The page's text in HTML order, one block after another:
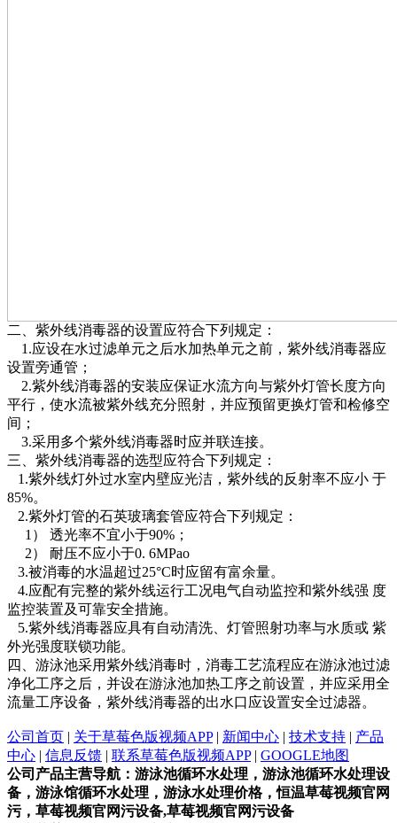
二、紫外线消毒器的设置应符合下列规定：
1.应设在水过滤单元之后水加热单元之前，紫外线消毒器应
设置旁通管；
2.紫外线消毒器的安装应保证水流方向与紫外灯管长度方向
平行，使水流被紫外线充分照射，并应预留更换灯管和检修空
间；
3.采用多个紫外线消毒器时应并联连接。
三、紫外线消毒器的选型应符合下列规定：
1.紫外线灯外过水室内壁应光洁，紫外线的反射率不应小 于
85%。
2.紫外灯管的石英玻璃套管应符合下列规定：
1）
透光率不宜小于90%；
2）
耐压不应小于0. 6MPao
3.被消毒的水温超过25°C时应留有富余量。
4.应配有完整的紫外线运行工况电气自动监控和紫外线强 度
监控装置及可靠安全措施。
5.紫外线消毒器应具有自动清洗、灯管照射功率与水质或 紫
外光强度联锁功能。
四、游泳池采用紫外线消毒时，消毒工艺流程应在游泳池过滤
净化工序之后，并设在游泳池加热工序之前设置，并应采用全
流量工序设备，紫外线消毒器的出水口应设置安全过滤器。
公司首页 | 关于草莓色版视频APP| 新闻中心 | 技术支持 | 产品
中心 | 信息反馈 | 联系草莓色版视频APP| GOOGLE地图
公司产品主营导航：游泳池循环水处理，游泳池循环水处理设
备，游泳馆循环水处理，游泳水处理价格，恒温草莓视频官网
污，草莓视频官网污设备,草莓视频官网污设备